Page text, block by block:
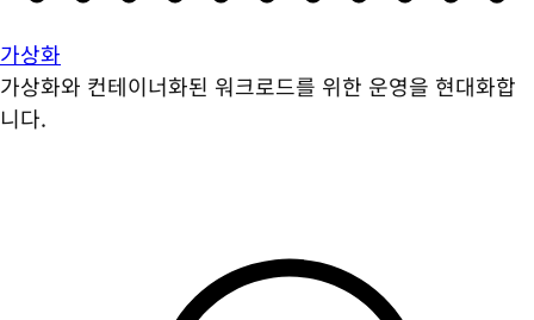
가상화
가상화와 컨테이너화된 워크로드를 위한 운영을 현대화합
니다.